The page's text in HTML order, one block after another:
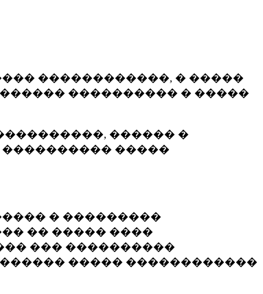
������������, � �����
���������� � �����
������ �
�����
� ���������
�� ����� ����
��� ����������
����� ������������